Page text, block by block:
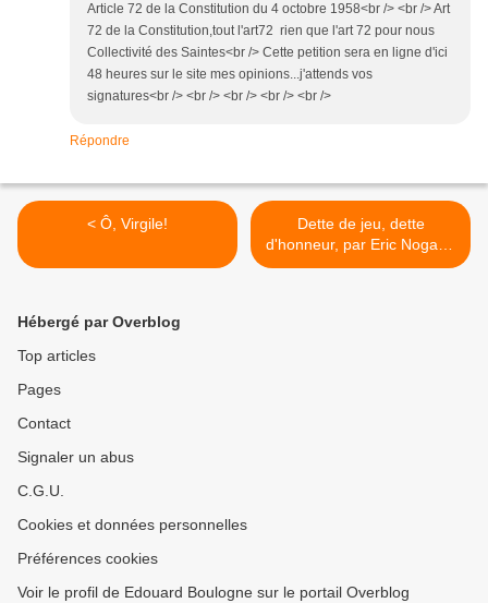
Article 72 de la Constitution du 4 octobre 1958<br /> <br /> Art
72 de la Constitution,tout l'art72 rien que l'art 72 pour nous
Collectivité des Saintes<br /> Cette petition sera en ligne d'ici
48 heures sur le site mes opinions...j'attends vos
signatures<br /> <br /> <br /> <br /> <br />
Répondre
< Ô, Virgile!
Dette de jeu, dette
d'honneur, par Eric Nogard.
>
Hébergé par Overblog
Top articles
Pages
Contact
Signaler un abus
C.G.U.
Cookies et données personnelles
Préférences cookies
Voir le profil de Edouard Boulogne sur le portail Overblog